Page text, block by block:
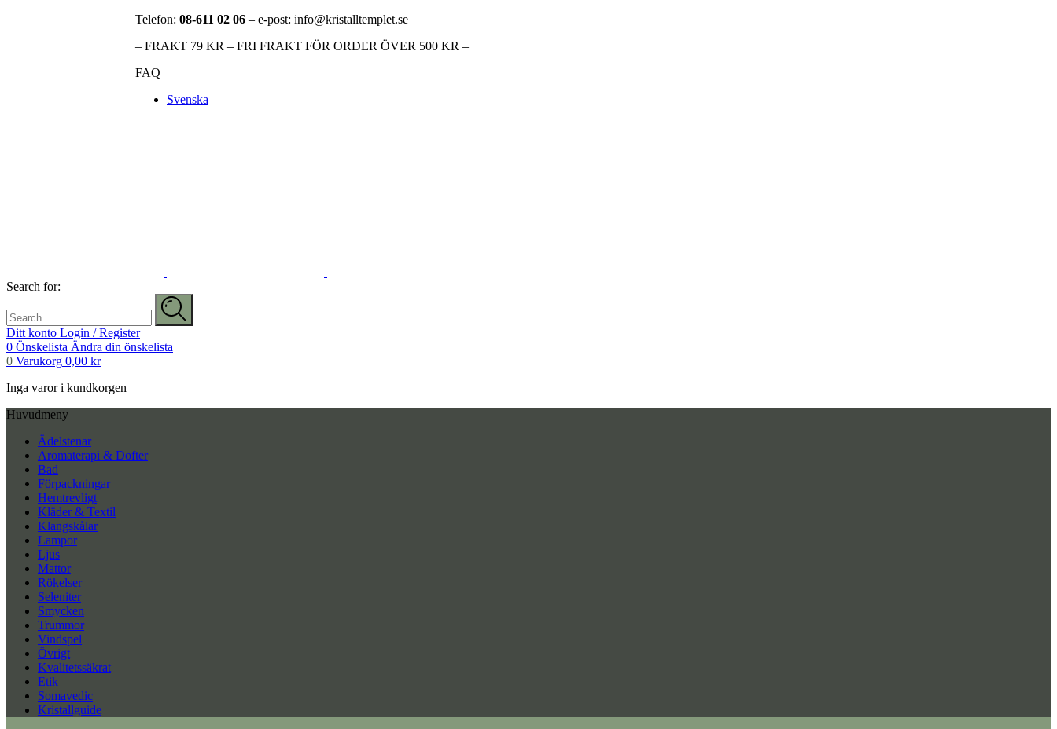
Telefon: 08-611 02 06 – e-post: info@kristalltemplet.se
– FRAKT 79 KR – FRI FRAKT FÖR ORDER ÖVER 500 KR –
FAQ
Svenska
Search for:
Ditt konto Login / Register
0 Önskelista Ändra din önskelista
0 Varukorg 0,00 kr
Inga varor i kundkorgen
Huvudmeny
Ädelstenar
Aromaterapi & Dofter
Bad
Förpackningar
Hemtrevligt
Kläder & Textil
Klangskålar
Lampor
Ljus
Mattor
Rökelser
Seleniter
Smycken
Trummor
Vindspel
Övrigt
Kvalitetssäkrat
Etik
Somavedic
Kristallguide